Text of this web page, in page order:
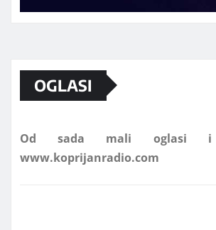
OGLASI
Od sada mali oglasi